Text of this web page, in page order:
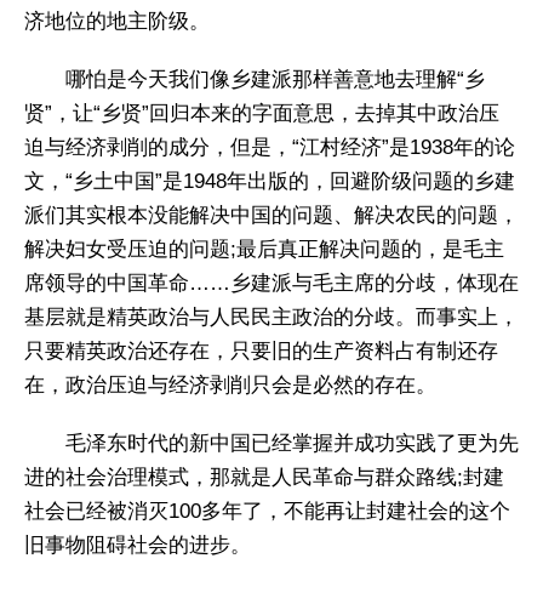
济地位的地主阶级。
哪怕是今天我们像乡建派那样善意地去理解“乡
贤”，让“乡贤”回归本来的字面意思，去掉其中政治压
迫与经济剥削的成分，但是，“江村经济”是1938年的论
文，“乡土中国”是1948年出版的，回避阶级问题的乡建
派们其实根本没能解决中国的问题、解决农民的问题，
解决妇女受压迫的问题;最后真正解决问题的，是毛主
席领导的中国革命……乡建派与毛主席的分歧，体现在
基层就是精英政治与人民民主政治的分歧。而事实上，
只要精英政治还存在，只要旧的生产资料占有制还存
在，政治压迫与经济剥削只会是必然的存在。
毛泽东时代的新中国已经掌握并成功实践了更为先
进的社会治理模式，那就是人民革命与群众路线;封建
社会已经被消灭100多年了，不能再让封建社会的这个
旧事物阻碍社会的进步。